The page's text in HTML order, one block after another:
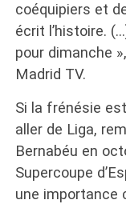
coéquipiers et
écrit l’histoire.
pour dimanche
Madrid TV.
Si la frénésie
aller de Liga,
Bernabéu en
Supercoupe
une importance